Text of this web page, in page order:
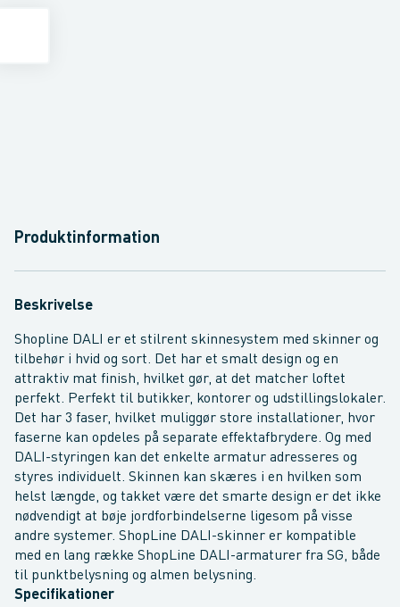
Produktinformation
Beskrivelse
Shopline DALI er et stilrent skinnesystem med skinner og
tilbehør i hvid og sort. Det har et smalt design og en
attraktiv mat finish, hvilket gør, at det matcher loftet
perfekt. Perfekt til butikker, kontorer og udstillingslokaler.
Det har 3 faser, hvilket muliggør store installationer, hvor
faserne kan opdeles på separate effektafbrydere. Og med
DALI-styringen kan det enkelte armatur adresseres og
styres individuelt. Skinnen kan skæres i en hvilken som
helst længde, og takket være det smarte design er det ikke
nødvendigt at bøje jordforbindelserne ligesom på visse
andre systemer. ShopLine DALI-skinner er kompatible
med en lang række ShopLine DALI-armaturer fra SG, både
til punktbelysning og almen belysning.
Specifikationer